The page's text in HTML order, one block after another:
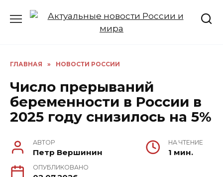
ГЛАВНАЯ » НОВОСТИ РОССИИ
Число прерываний
беременности в России в
2025 году снизилось на 5%
АВТОР
Петр Вершинин
НА ЧТЕНИЕ
1 мин.
ОПУБЛИКОВАНО